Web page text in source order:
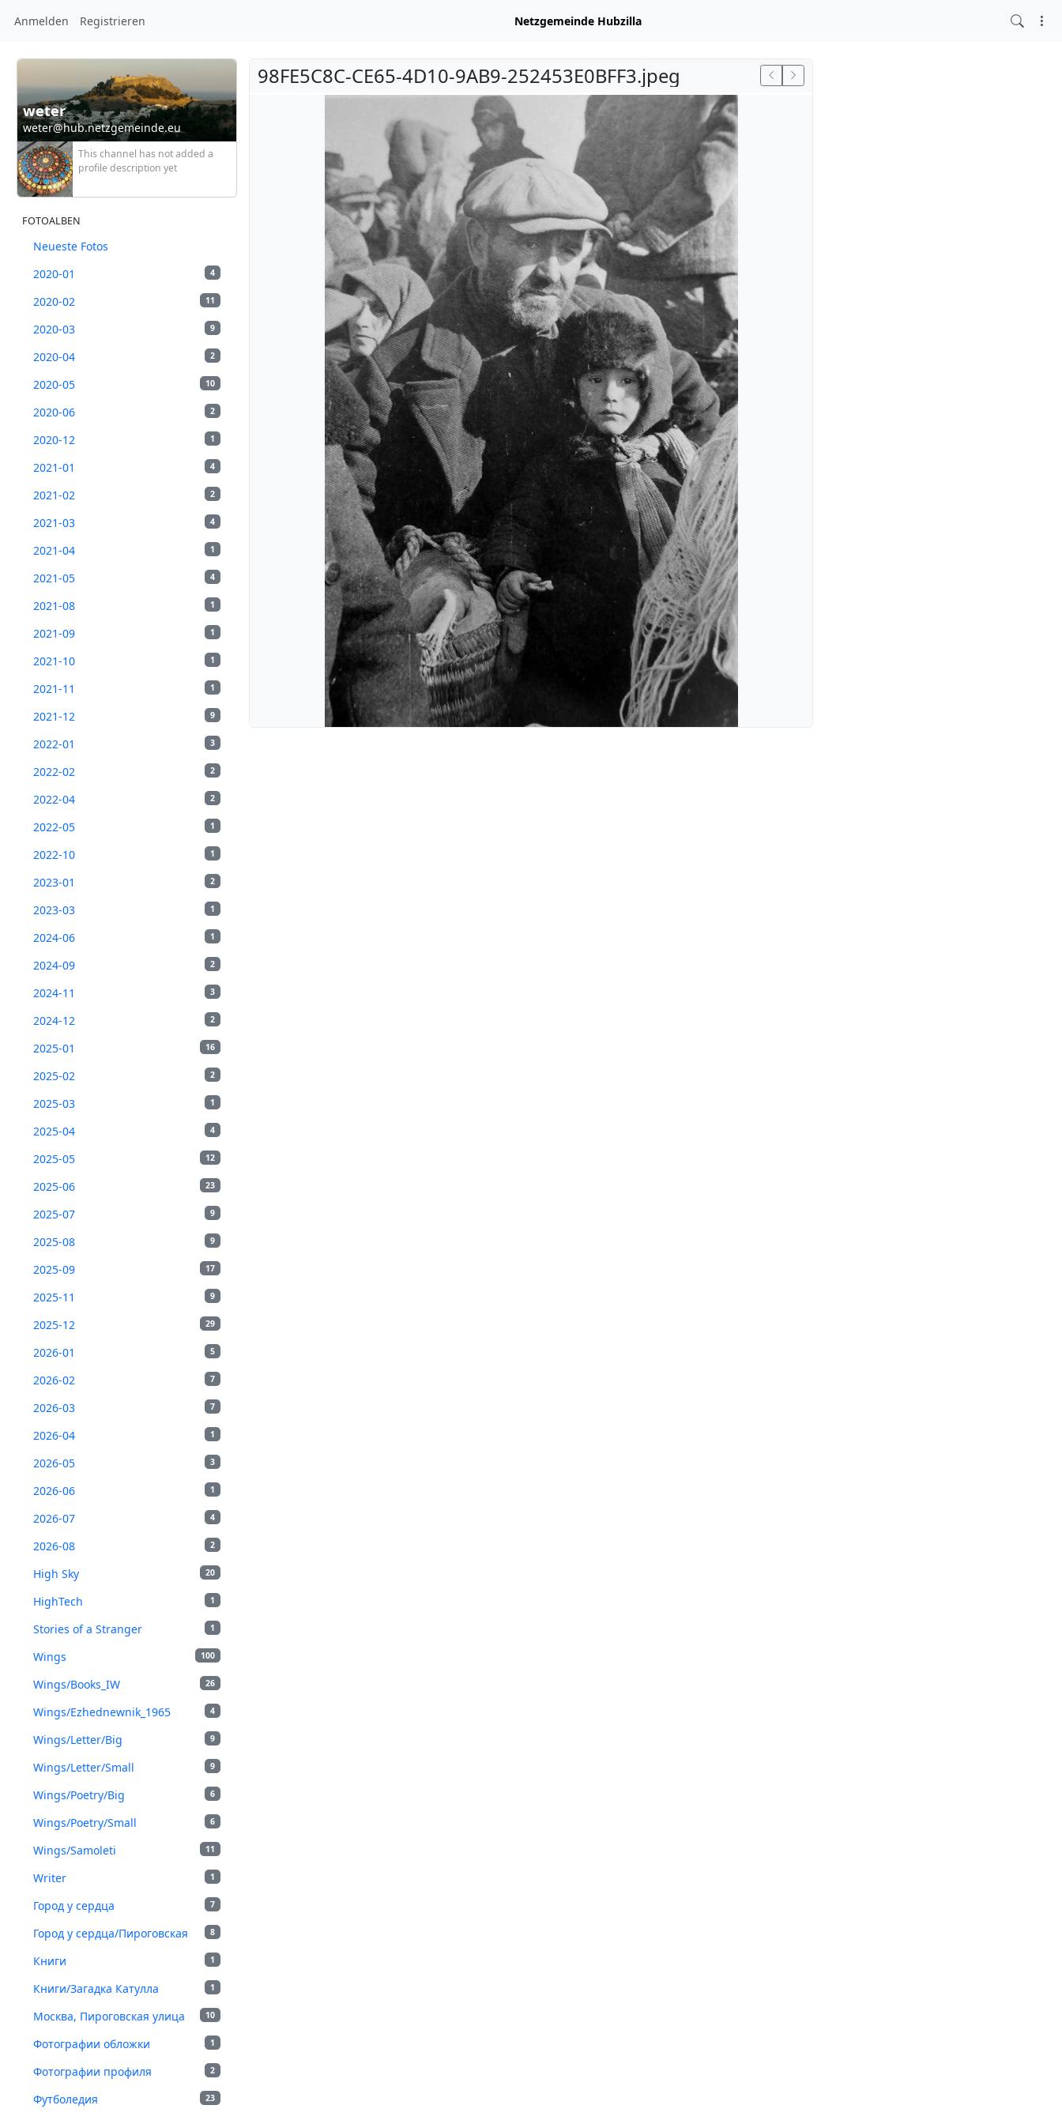
Anmelden Registrieren Netzgemeinde Hubzilla
weter
weter@hub.netzgemeinde.eu
This channel has not added a
profile description yet
FOTOALBEN
Neueste Fotos
4
2020-01
11
2020-02
9
2020-03
2
2020-04
10
2020-05
2
2020-06
1
2020-12
4
2021-01
2
2021-02
4
2021-03
1
2021-04
4
2021-05
1
2021-08
1
2021-09
1
2021-10
1
2021-11
9
2021-12
3
2022-01
2
2022-02
2
2022-04
1
2022-05
1
2022-10
2
2023-01
1
2023-03
1
2024-06
2
2024-09
3
2024-11
2
2024-12
16
2025-01
2
2025-02
1
2025-03
4
2025-04
12
2025-05
23
2025-06
9
2025-07
9
2025-08
17
2025-09
9
2025-11
29
2025-12
5
2026-01
7
2026-02
7
2026-03
1
2026-04
3
2026-05
1
2026-06
4
2026-07
2
2026-08
20
High Sky
1
HighTech
1
Stories of a Stranger
100
Wings
26
Wings/Books_IW
4
Wings/Ezhednewnik_1965
9
Wings/Letter/Big
9
Wings/Letter/Small
6
Wings/Poetry/Big
6
Wings/Poetry/Small
11
Wings/Samoleti
1
Writer
7
Город у сердца
8
Город у сердца/Пироговская
1
Книги
1
Книги/Загадка Катулла
10
Москва, Пироговская улица
1
Фотографии обложки
2
Фотографии профиля
23
Футболедия
98FE5C8C-CE65-4D10-9AB9-252453E0BFF3.jpeg